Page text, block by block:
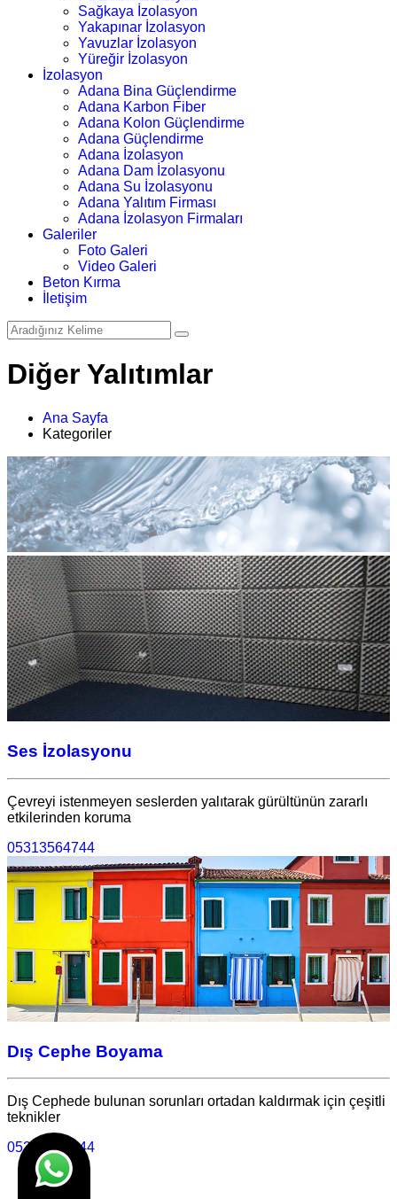
Sağkaya İzolasyon
Yakapınar İzolasyon
Yavuzlar İzolasyon
Yüreğir İzolasyon
İzolasyon
Adana Bina Güçlendirme
Adana Karbon Fiber
Adana Kolon Güçlendirme
Adana Güçlendirme
Adana İzolasyon
Adana Dam İzolasyonu
Adana Su İzolasyonu
Adana Yalıtım Firması
Adana İzolasyon Firmaları
Galeriler
Foto Galeri
Video Galeri
Beton Kırma
İletişim
Diğer Yalıtımlar
Ana Sayfa
Kategoriler
Ses İzolasyonu
Çevreyi istenmeyen seslerden yalıtarak gürültünün zararlı
etkilerinden koruma
05313564744
Dış Cephe Boyama
Dış Cephede bulunan sorunları ortadan kaldırmak için çeşitli
teknikler
05313564744
1